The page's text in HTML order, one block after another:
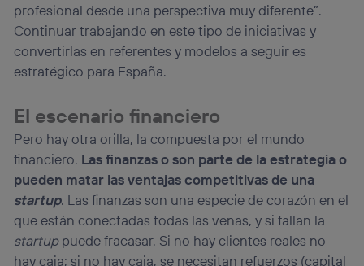
profesional desde una perspectiva muy diferente”.
Continuar trabajando en este tipo de iniciativas y
convertirlas en referentes y modelos a seguir es
estratégico para España.
El escenario financiero
Pero hay otra orilla, la compuesta por el mundo
financiero. Las finanzas o son parte de la estrategia o
pueden matar las ventajas competitivas de una
startup. Las finanzas son una especie de corazón en el
que están conectadas todas las venas, y si fallan la
startuppuede fracasar. Si no hay clientes reales no
hay caja; si no hay caja, se necesitan refuerzos (capital